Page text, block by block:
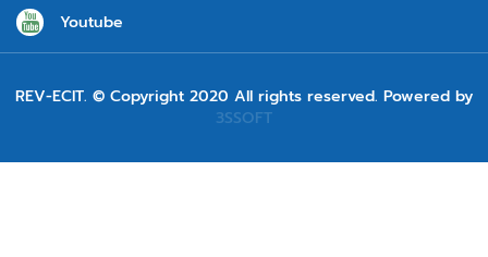
Youtube
REV-ECIT. © Copyright 2020 All rights reserved. Powered by
3SSOFT